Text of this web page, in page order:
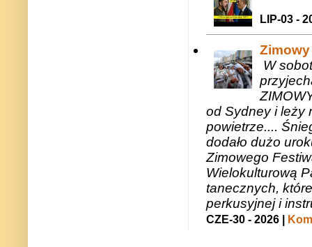
LIP-03 -
W
od Sydney i leży
powietrze....
dodało dużo
Zimowego
Wielokulturową
tanecznych,
perkusyjnej i
CZE-30 - 2026 |